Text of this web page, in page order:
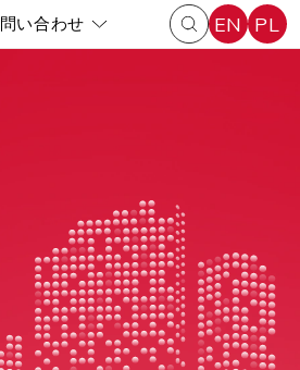
い合わせ
Pokaż submenu
EN PL